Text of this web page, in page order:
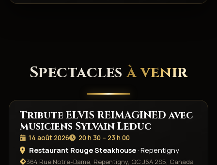
Spectacles à venir
14
AOÛT
Tribute ELVIS REIMAGINED avec
musiciens Sylvain Leduc
14 août 2026 20 h 30 – 23 h 00
Restaurant Rouge Steakhouse· Repentigny
364 Rue Notre-Dame, Repentigny, QC J6A 2S5, Canada